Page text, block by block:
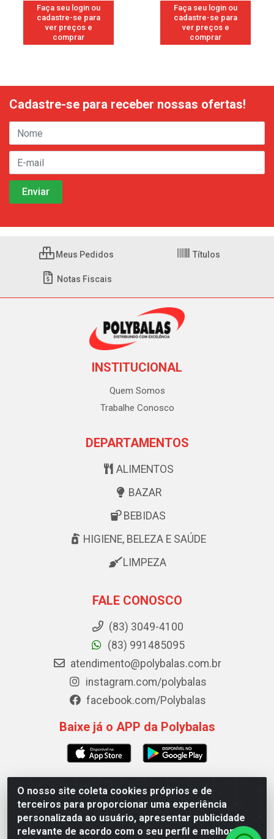
Faça seu login ou
cadastre-se para
ver preços e
comprar
Faça seu login ou
cadastre-se para
ver preços e
comprar
O nosso site coleta cookies próprios e de
terceiros para proporcionar uma experiência
personalizada ao usuário, apresentar publicidade
relevante de acordo com o seu perfil e melhorar a
Cadastre-se para receber nossas ofertas!
Meus Pedidos Títulos
Notas Fiscais
INSTITUCIONAL
Quem Somos
Trabalhe Conosco
DEPARTAMENTOS
ALIMENTOS
BAZAR
BEBIDAS
HIGIENE, BELEZA E SAÚDE
LIMPEZA
FALE CONOSCO
(83) 3049-4100
(83) 991485095
atendimento@polybalas.com.br
instagram.com/polybalas
facebook.com/Polybalas
Baixe já o APP da Polybalas
Polybalas - Rua João Miguel de Souza, 173 Galpão B -
Ernesto Geisel, João Pessoa/PB - CEP 58.075-075 - CNPJ
00.909.327/0002-61